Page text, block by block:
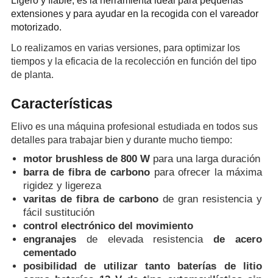
extensiones y para ayudar en la recogida con el vareador
motorizado.
Lo realizamos en varias versiones, para optimizar los
tiempos y la eficacia de la recolección en función del tipo
de planta.
Características
Elivo es una máquina profesional estudiada en todos sus
detalles para trabajar bien y durante mucho tiempo:
motor brushless de 800 Wpara una larga duración
barra de fibra de carbono para ofrecer la máxima
rigidez y ligereza
varitas de fibra de carbono de gran resistencia y
fácil sustitución
control electrónico del movimiento
engranajesde elevada resistenciade acero
cementado
posibilidad de utilizar tanto baterías de litio